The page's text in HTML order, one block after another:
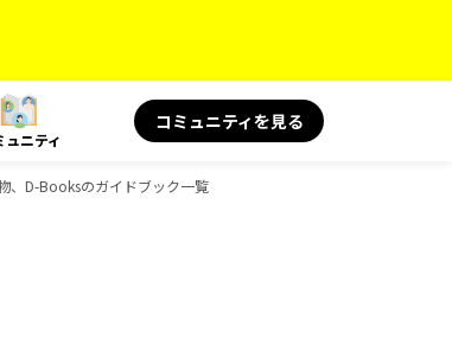
ュニティ
コミュニティを見る
、D-Booksのガイドブック一覧